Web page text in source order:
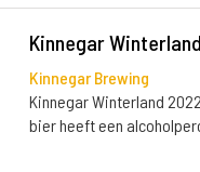
Kinnegar
Kinnegar Brewing
Kinnegar Winterland
bier heeft een